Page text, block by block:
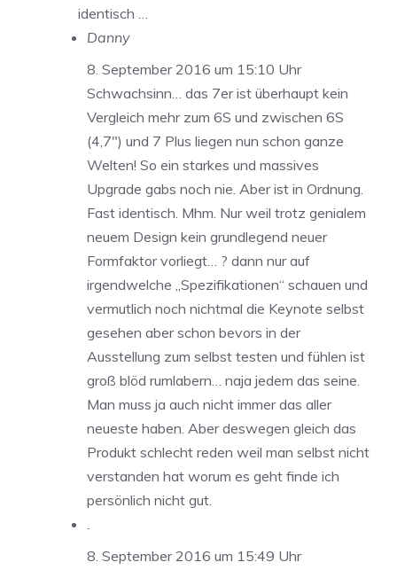
identisch …
Danny
8. September 2016 um 15:10 Uhr
Schwachsinn… das 7er ist überhaupt kein
Vergleich mehr zum 6S und zwischen 6S
(4,7″) und 7 Plus liegen nun schon ganze
Welten! So ein starkes und massives
Upgrade gabs noch nie. Aber ist in Ordnung.
Fast identisch. Mhm. Nur weil trotz genialem
neuem Design kein grundlegend neuer
Formfaktor vorliegt… ? dann nur auf
irgendwelche „Spezifikationen“ schauen und
vermutlich noch nichtmal die Keynote selbst
gesehen aber schon bevors in der
Ausstellung zum selbst testen und fühlen ist
groß blöd rumlabern… naja jedem das seine.
Man muss ja auch nicht immer das aller
neueste haben. Aber deswegen gleich das
Produkt schlecht reden weil man selbst nicht
verstanden hat worum es geht finde ich
persönlich nicht gut.
.
8. September 2016 um 15:49 Uhr